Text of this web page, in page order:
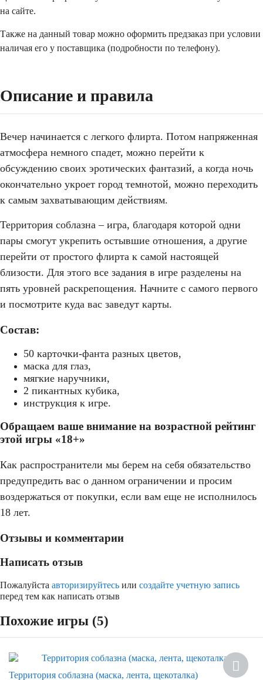
на сайте.
Также на данный товар можно оформить предзаказ при условии
наличая его у поставщика (подробности по телефону).
Описание и правила
Вечер начинается с легкого флирта. Потом напряженная
атмосфера немного спадет, можно перейти к
обсуждению своих эротических фантазий, а когда ночь
окончательно укроет город темнотой, можно переходить
к самым захватывающим действиям.
Территория соблазна – игра, благодаря которой одни
пары смогут укрепить остывшие отношения, а другие
перейти от простого флирта к самой настоящей
близости. Для этого все задания в игре разделены на
пять уровней раскрепощения. Начните с самого первого
и посмотрите куда вас заведут карты.
Состав:
50 карточки-фанта разных цветов,
маска для глаз,
мягкие наручники,
2 пикантных кубика,
инструкция к игре.
Обращаем ваше внимание на возрастной рейтинг
этой игры «18+»
Как распространители мы берем на себя обязательство
предупредить вас о данном ограничении и просим
воздержаться от покупки, если вам еще не исполнилось
18 лет.
Отзывы и комментарии
Написать отзыв
Пожалуйста авторизируйтесь или создайте учетную запись
перед тем как написать отзыв
Похожие игры (5)
Территория соблазна (маска, лента, щекоталка)